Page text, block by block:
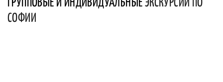
ГРУППОВЫЕ И ИНДИВИДУАЛЬНЫЕ ЭКСКУРСИИ ПО
СОФИИ